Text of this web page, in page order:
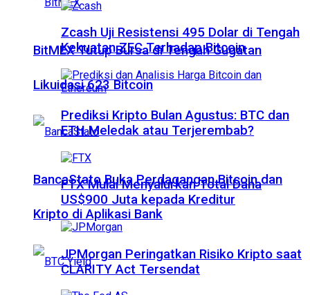
BitMEX Tutup Bursa di Tengah Gugatan
Likuidasi 623 Bitcoin
BancaStato Buka Perdagangan Bitcoin dan
Kripto di Aplikasi Bank
Zcash Uji Resistensi 495 Dolar di Tengah
Kekuatan ZEC Terhadap Bitcoin
Prediksi Kripto Bulan Agustus: BTC dan
ETH Meledak atau Terjerembab?
FTX Mulai Menyalurkan Total Dana
US$900 Juta kepada Kreditur
JPMorgan Peringatkan Risiko Kripto saat
CLARITY Act Tersendat